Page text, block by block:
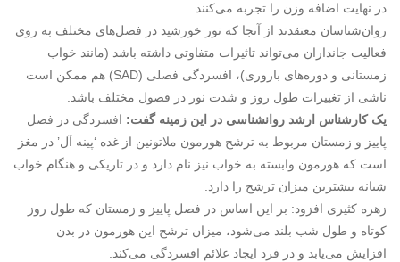
در نهایت اضافه وزن را تجربه می‌کنند.
روان‌شناسان معتقدند از آنجا که نور خورشید در فصل‌های مختلف به روی
فعالیت جانداران می‌تواند تاثیرات متفاوتی داشته باشد (مانند خواب
زمستانی و دوره‌های باروری)، افسردگی فصلی (SAD) هم ممکن است
ناشی از تغییرات طول روز و شدت نور در فصول مختلف باشد.
یک کارشناس ارشد روانشناسی در این زمینه گفت: افسردگی در فصل
پاییز و زمستان مربوط به ترشح هورمون ملاتونین از غده ‘پینه آل’ در مغز
است که هورمون وابسته به خواب نیز نام دارد و در تاریکی و هنگام خواب
شبانه بیشترین میزان ترشح را دارد.
زهره کثیری افزود: بر این اساس در فصل پاییز و زمستان که طول روز
کوتاه و طول شب بلند می‌شود، میزان ترشح این هورمون در بدن
افزایش می‌یابد و در فرد ایجاد علائم افسردگی می‌کند.